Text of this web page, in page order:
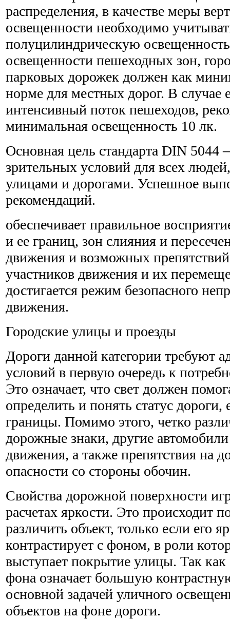
распределения, в качестве меры
освещенности необходимо
полуцилиндрическую
освещенности пешеходных зон,
парковых дорожек должен как
норме для местных дорог. В случае
интенсивный поток пешеходов,
минимальная освещенность 10 лк.
Основная цель стандарта DIN
зрительных условий для всех
улицами и дорогами. Успешное
рекомендаций.
обеспечивает правильное
и ее границ, зон слияния и
движения и возможных
участников движения и их
достигается режим безопасного
движения.
Городские улицы и проезды
Дороги данной категории требуют
условий в первую очередь к
Это означает, что свет должен
определить и понять статус дороги,
границы. Помимо этого, четко
дорожные знаки, другие
движения, а также препятствия на
опасности со стороны обочин.
Свойства дорожной поверхности
расчетах яркости. Это происходит
различить объект, только если его
контрастирует с фоном, в роли
выступает покрытие улицы. Так как
фона означает большую
основной задачей уличного
объектов на фоне дороги.